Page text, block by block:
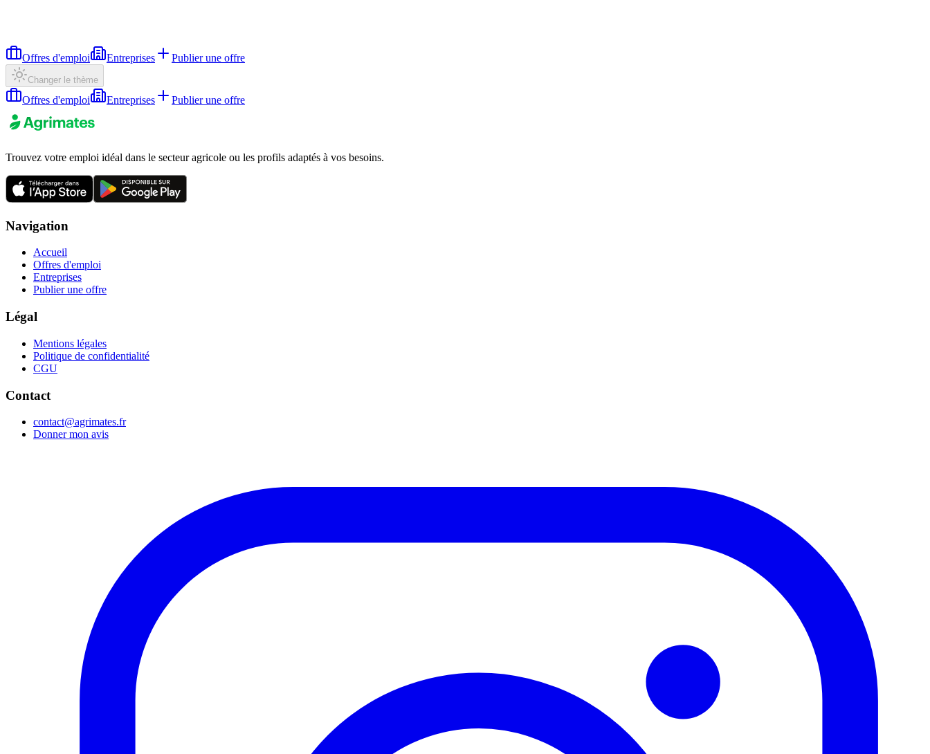
Offres d'emploi Entreprises Publier une offre
Changer le thème
Offres d'emploi Entreprises Publier une offre
Trouvez votre emploi idéal dans le secteur agricole ou les profils adaptés à vos besoins.
Navigation
Accueil
Offres d'emploi
Entreprises
Publier une offre
Légal
Mentions légales
Politique de confidentialité
CGU
Contact
contact@agrimates.fr
Donner mon avis